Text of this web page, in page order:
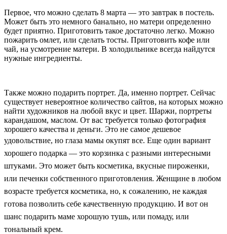
Первое, что можно сделать 8 марта — это завтрак в постель.
Может быть это немного банально, но матери определенно
будет приятно. Приготовить такое достаточно легко. Можно
пожарить омлет, или сделать тосты. Приготовить кофе или
чай, на усмотрение матери. В холодильнике всегда найдутся
нужные ингредиенты.
Также можно подарить портрет. Да, именно портрет. Сейчас
существует невероятное количество сайтов, на которых можно
найти художников на любой вкус и цвет. Шаржи, портреты
карандашом, маслом. От вас требуется только фотография
хорошего качества и деньги. Это не самое дешевое
удовольствие, но глаза мамы окупят все. Еще один вариант
хорошего подарка — это корзинка с разными интересными
штуками. Это может быть косметика, вкусные пироженки,
или печенки собственного приготовления. Женщине в любом
возрасте требуется косметика, но, к сожалению, не каждая
готова позволить себе качественную продукцию. И вот он
шанс подарить маме хорошую тушь, или помаду, или
тональный крем.